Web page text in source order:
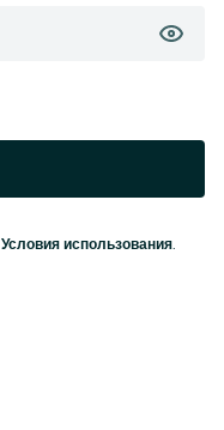
Условия использования.